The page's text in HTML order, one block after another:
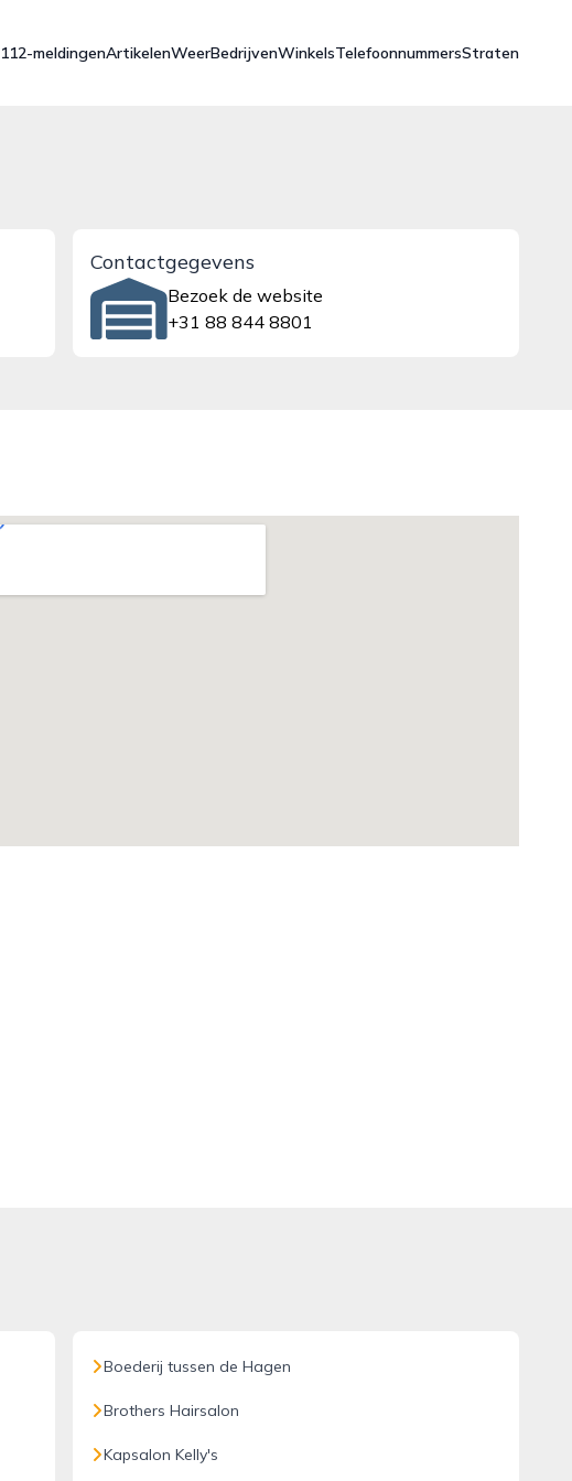
112-meldingenArtikelenWeerBedrijvenWinkelsTelefoonnummersStraten
Contactgegevens
Bezoek de website
+31 88 844 8801
Boederij tussen de Hagen
Brothers Hairsalon
Kapsalon Kelly's